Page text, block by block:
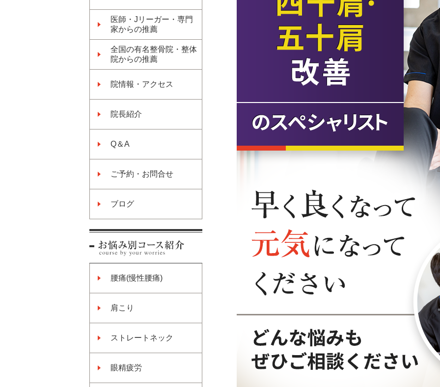
医師・Jリーガー・専門
家からの推薦
全国の有名整骨院・整体
院からの推薦
院情報・アクセス
院長紹介
Q＆A
ご予約・お問合せ
ブログ
腰痛(慢性腰痛)
肩こり
ストレートネック
眼精疲労